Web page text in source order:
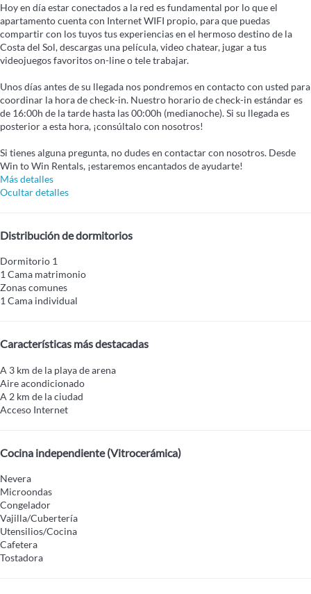
Hoy en día estar conectados a la red es fundamental por lo que el
apartamento cuenta con Internet WIFI propio, para que puedas
compartir con los tuyos tus experiencias en el hermoso destino de la
Costa del Sol, descargas una película, video chatear, jugar a tus
videojuegos favoritos on-line o tele trabajar.
Unos días antes de su llegada nos pondremos en contacto con usted para
coordinar la hora de check-in. Nuestro horario de check-in estándar es
de 16:00h de la tarde hasta las 00:00h (medianoche). Si su llegada es
posterior a esta hora, ¡consúltalo con nosotros!
Si tienes alguna pregunta, no dudes en contactar con nosotros. Desde
Win to Win Rentals, ¡estaremos encantados de ayudarte!
Más detalles
Ocultar detalles
Distribución de dormitorios
Dormitorio 1
1 Cama matrimonio
Zonas comunes
1 Cama individual
Características más destacadas
A 3 km de la playa de arena
Aire acondicionado
A 2 km de la ciudad
Acceso Internet
Cocina independiente (Vitrocerámica)
Nevera
Microondas
Congelador
Vajilla/Cubertería
Utensilios/Cocina
Cafetera
Tostadora